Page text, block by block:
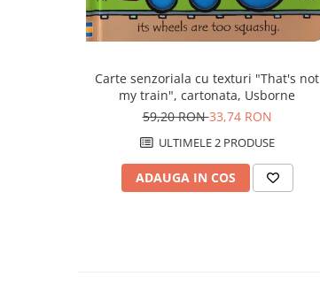
Carte senzoriala cu texturi "That's not
my train", cartonata, Usborne
59,20 RON33,74 RON
ULTIMELE 2 PRODUSE
ADAUGA IN COS